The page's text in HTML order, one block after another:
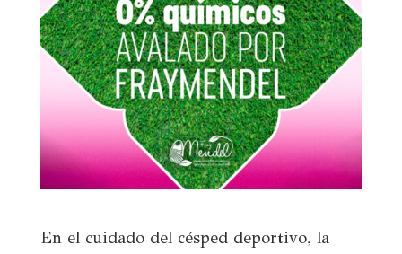
En el cuidado del césped deportivo, la